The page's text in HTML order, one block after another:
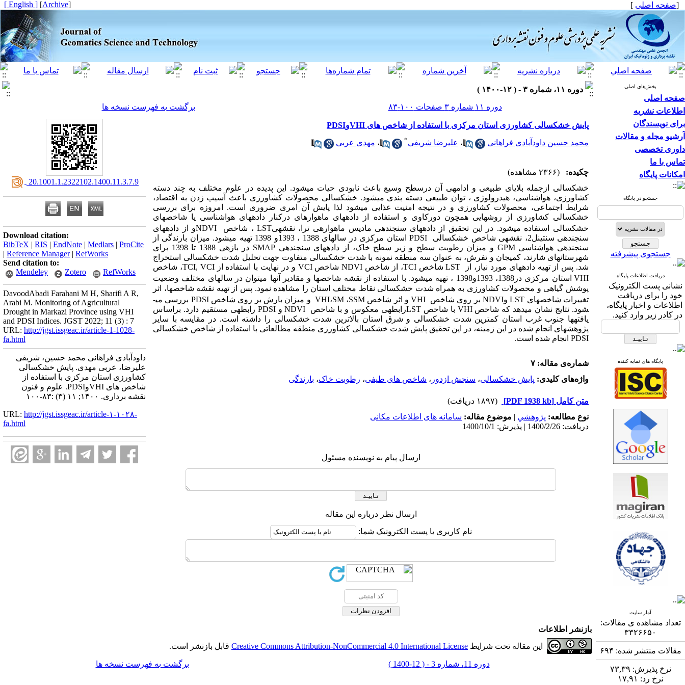
[صفحه اصلی ]
[
Archive
]
[ English ]
بخش‌های اصلی
صفحه اصلی
اطلاعات نشریه
برای نویسندگان
آرشیو مجله و مقالات
داوری تخصصی
تماس با ما
امکانات پایگاه
جستجو در پایگاه
جستجوی پیشرفته
دریافت اطلاعات پایگاه
نشانی پست الکترونیک
خود را برای دریافت
اطلاعات و اخبار پایگاه،
در کادر زیر وارد کنید.
پایگاه های نمایه کننده
آمار سایت
تعداد مشاهده ی مقالات:
۳۳۲۶۶۵۰
مقالات منتشر شده: ۶۹۴
نرخ پذیرش: ۷۳,۳۹
نرخ رد: ۱۷,۹۱
دوره ۱۱، شماره ۳ - ( ۱۲-۱۴۰۰ )
دوره ۱۱ شماره ۳ صفحات ۱۰۰-۸۳
برگشت به فهرست نسخه ها
پایش خشکسالی کشاورزی استان مرکزی با استفاده از شاخص های VHIوPDSI
محمد حسین داودآبادی فراهانی ، علیرضا شریفی* ، مهدی عربی
چکیده:
(۲۳۶۶ مشاهده)
خشکسالی
ازجمله بلایای طبیعی و ادامه­ی آن درسطح وسیع باعث نابودی حیات می­شود. این پدیده در علوم مختلف به چند دسته
کشاورزی، هواشناسی، هیدرولوژی ، توان طبیعی دسته بندی می­شود. خشکسالی محصولات کشاورزی باعث آسیب زدن به اقتصاد،
شرایط اجتماعی، محصولات کشاورزی و در نتیجه امنیت غذایی می­شود لذا پایش آن امری ضروری است. امروزه برای بررسی
خشکسالی کشاورزی از
روشهایی همچون دورکاوی و استفاده از داده­های ماهواره­ای درکنار داده­های هواشناسی یا شاخص­های
خشکسالی استفاده میشود. در این تحقیق از داده­های سنجنده­ی مادیس ماهواره­ی ترا، نقشه­یLST ، شاخص
و از داده­های
سنجنده­ی سنتینل2، نقشه­ی شاخص خشکسالی
استان مرکزی در سال­های 1388 ، 1393و 1398 تهیه می­شود. میزان بارندگی از
سنجنده­ی هواشناسیGPM و میزان رطوبت سطح و زیر سطح خاک، از داده­های سنجنده­یSMAP
در بازه­ی 1388 تا 1398 برای
شهرستان­های شارند، کمیجان و تفرش، به عنوان سه منطقه نمونه با شدت خشکسالی متفاوت جهت تحلیل شدت خشکسالی استخراج
شد. پس از تهیه داده­های مورد نیاز، از LSTشاخصTCI، از شاخص NDVIشاخصVCI و در نهایت با استفاده ازTCI, VCI، شاخص
VHI
استان مرکزی در1388، 1393و1398 ، تهیه می­شود. با استفاده از نقشه­ شاخص­ها و مقادیر آنها می­توان در سال­های مختلف وضعیت
پوشش گیاهی و محصولات کشاورزی به همراه شدت خشکسالی نقاط مختلف استان را مشاهده نمود. پس از تهیه نقشه­ شاخص­ها، اثر
تغییرات شاخص­های LSTوNDVIبر روی شاخص VHIو اثر شاخص VHI،SM ،SSM و میزان بارش بر روی شاخصPDSIبررسی می­
شود. نتایج نشان میدهد که شاخصVHI با شاخص LST رابطه­ی معکوس و با شاخص وPDSI رابطه­ی مستقیم دارد. براساس
یافته­ها جنوب غرب استان کمترین شدت خشکسالی و شرق استان بالاترین شدت خشکسالی را داشته است. در مقایسه با سایر
پژوهش­های انجام شده در این زمینه، در این تحقیق پایش شدت خشکسالی کشاورزی منطقه مطالعاتی با استفاده از شاخص خشکسالی
PDSI انجام شده است.
شماره‌ی مقاله: ۷
واژه‌های کلیدی: پایش خشکسالی، سنجش ازدور ، شاخص های طیفی، رطوبت خاک، بارندگی
متن کامل [PDF 1938 kb]
(۱۸۹۷ دریافت)
نوع مطالعه: پژوهشي | موضوع مقاله: سامانه های اطلاعات مکانی
دریافت: 1400/2/26 | پذیرش: 1400/10/1
ارسال پیام به نویسنده مسئول
ارسال نظر درباره این مقاله
نام کاربری یا پست الکترونیک شما:
‎ 20.1001.1.2322102.1400.11.3.7.9
Download citation:
BibTeX | RIS | EndNote | Medlars | ProCite
| Reference Manager| RefWorks
Send citation to:
Mendeley
Zotero RefWorks
DavoodAbadi Farahani M H, Sharifi A R,
Arabi M. Monitoring of Agricultural
Drought in Markazi Province using VHI
and PDSI Indices. JGST 2022; 11 (3) : 7
URL: http://jgst.issgeac.ir/article-1-1028-
fa.html
داودآبادی فراهانی محمد حسین، شریفی
علیرضا، عربی مهدی. پایش خشکسالی
کشاورزی استان مرکزی با استفاده از
شاخص های VHIوPDSI. علوم و فنون
نقشه برداری. ۱۴۰۰; ۱۱ (۳) :۸۳-۱۰۰
URL: http://jgst.issgeac.ir/article-۱-۱۰۲۸-
fa.html
بازنشر اطلاعات
این مقاله تحت شرایط Creative Commons Attribution-NonCommercial 4.0 International License قابل بازنشر است.
دوره 11، شماره 3 - ( 12-1400 ) برگشت به فهرست نسخه ها